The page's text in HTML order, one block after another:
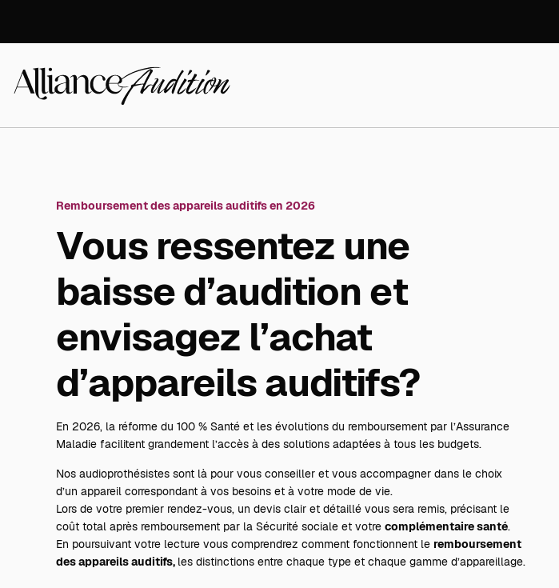
Audition
Remboursement des appareils auditifs en 2026
Vous ressentez une
baisse d’audition et
envisagez l’achat
d’appareils auditifs?
En 2026, la réforme du 100 % Santé et les évolutions du remboursement par l’Assurance
Maladie facilitent grandement l’accès à des solutions adaptées à tous les budgets.
Nos audioprothésistes sont là pour vous conseiller et vous accompagner dans le choix
d’un appareil correspondant à vos besoins et à votre mode de vie.
Lors de votre premier rendez-vous, un devis clair et détaillé vous sera remis, précisant le
coût total après remboursement par la Sécurité sociale et votre complémentaire santé.
En poursuivant votre lecture vous comprendrez comment fonctionnent le remboursement
des appareils auditifs, les distinctions entre chaque type et chaque gamme d’appareillage.